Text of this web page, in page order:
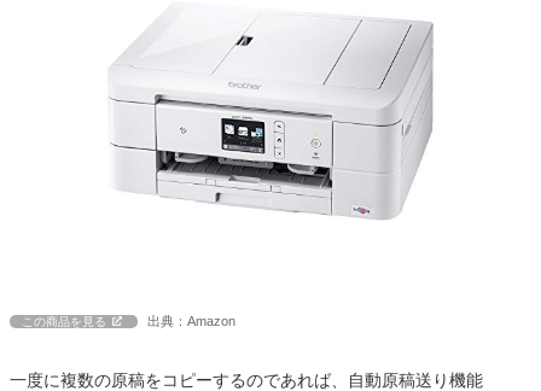
この商品を見る 出典：Amazon
一度に複数の原稿をコピーするのであれば、自動原稿送り機能